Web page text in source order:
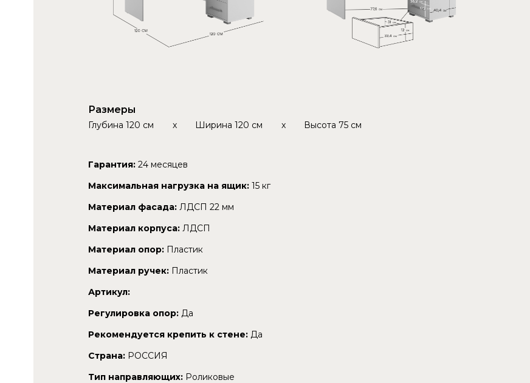
Размеры
Глубина 120 см x Ширина 120 см x Высота 75 см
Гарантия: 24 месяцев
Максимальная нагрузка на ящик: 15 кг
Материал фасада: ЛДСП 22 мм
Материал корпуса: ЛДСП
Материал опор: Пластик
Материал ручек: Пластик
Артикул:
Регулировка опор: Да
Рекомендуется крепить к стене: Да
Страна: РОССИЯ
Тип направляющих: Роликовые